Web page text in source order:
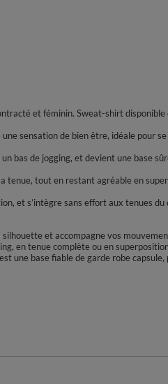
et féminin. Sweat-shirt disponible
sensation de bien être, idéale pour
bas de jogging, et devient une base
tenue, tout en restant agréable en
et s’intègre sans effort aux tenues du
et accompagne vos
en tenue complète ou en
une base fiable de garde robe capsule,